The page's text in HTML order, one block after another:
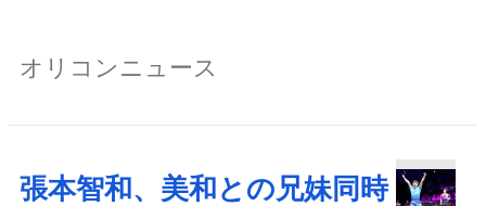
オリコンニュース
張本智和、美和との兄妹同時